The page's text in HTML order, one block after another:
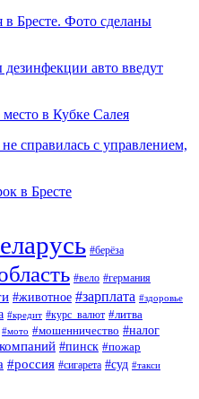
в Бресте. Фото сделаны
авто введут
в Кубке Салея
справилась с управлением,
в Бресте
#берёза
#вело #германия
#животное #зарплата #здоровье
#кредит #курс_валют #литва
#мото #мошенничество #налог
#пинск #пожар
#россия #сигарета #суд #такси